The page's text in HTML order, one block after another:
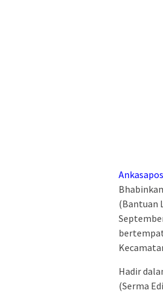
(Bantuan
Hadir
(Serma